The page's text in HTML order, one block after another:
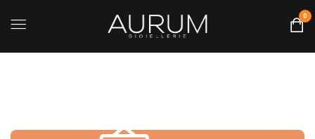
0